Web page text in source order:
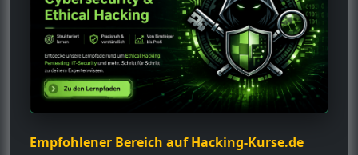
Empfohlener Bereich auf Hacking-Kurse.de